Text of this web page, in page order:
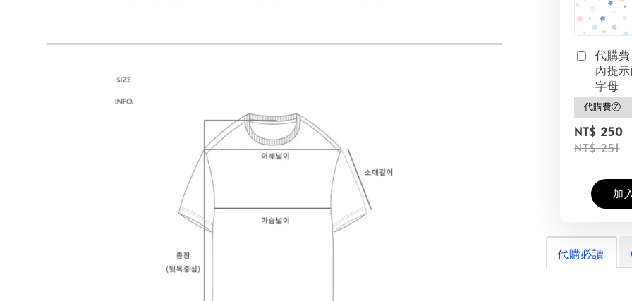
代購
內提
字母
NT$ 250
NT$ 251
加
代購必讀